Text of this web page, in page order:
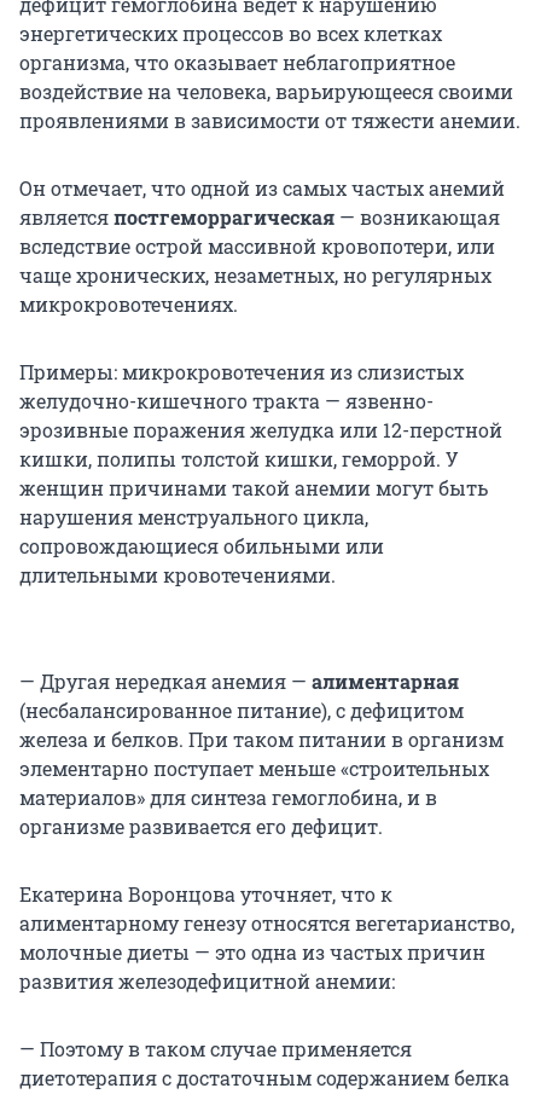
энергетических процессов во всех клетках
организма, что оказывает неблагоприятное
воздействие на человека, варьирующееся своими
проявлениями в зависимости от тяжести анемии.
Он отмечает, что одной из самых частых анемий
являетсяпостгеморрагическая — возникающая
вследствие острой массивной кровопотери, или
чаще хронических, незаметных, но регулярных
микрокровотечениях.
Примеры: микрокровотечения из слизистых
желудочно-кишечного тракта — язвенно-
эрозивные поражения желудка или 12-перстной
кишки, полипы толстой кишки, геморрой. У
женщин причинами такой анемии могут быть
нарушения менструального цикла,
сопровождающиеся обильными или
длительными кровотечениями.
— Другая нередкая анемия — алиментарная
(несбалансированное питание), с дефицитом
железа и белков. При таком питании в организм
элементарно поступает меньше «строительных
материалов» для синтеза гемоглобина, и в
организме развивается его дефицит.
Екатерина Воронцова уточняет, что к
алиментарному генезу относятся вегетарианство,
молочные диеты — это одна из частых причин
развития железодефицитной анемии:
— Поэтому в таком случае применяется
диетотерапия с достаточным содержанием белка